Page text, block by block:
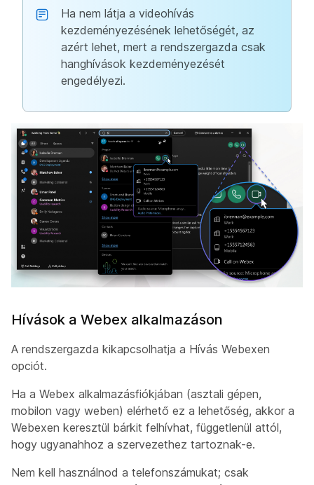
Ha nem látja a videohívás
kezdeményezésének lehetőségét, az
azért lehet, mert a rendszergazda csak
hanghívások kezdeményezését
engedélyezi.
Hívások a Webex alkalmazáson
A rendszergazda kikapcsolhatja a Hívás Webexen
opciót.
Ha a Webex alkalmazásfiókjában (asztali gépen,
mobilon vagy weben) elérhető ez a lehetőség, akkor a
Webexen keresztül bárkit felhívhat, függetlenül attól,
hogy ugyanahhoz a szervezethez tartoznak-e.
Nem kell használnod a telefonszámukat; csak